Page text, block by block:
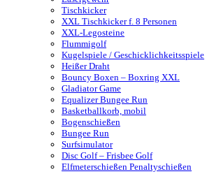
Tischkicker
XXL Tischkicker f. 8 Personen
XXL-Legosteine
Flummigolf
Kugelspiele / Geschicklichkeitsspiele
Heißer Draht
Bouncy Boxen – Boxring XXL
Gladiator Game
Equalizer Bungee Run
Basketballkorb, mobil
Bogenschießen
Bungee Run
Surfsimulator
Disc Golf – Frisbee Golf
Elfmeterschießen Penaltyschießen